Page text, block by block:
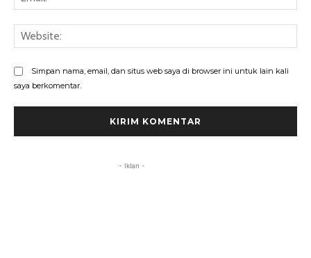
Simpan nama, email, dan situs web saya di browser ini untuk lain kali
saya berkomentar.
- Iklan -